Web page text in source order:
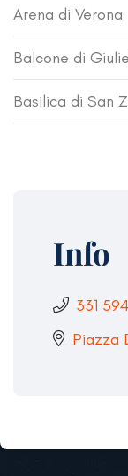
Arena di Verona
Balcone di
Basilica di San
Info
331
Piazza